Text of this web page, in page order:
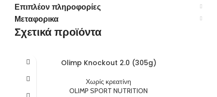
Επιπλέον πληροφορίες
Μεταφορικα
Σχετικά προϊόντα
Olimp Knockout 2.0 (305g)
Χωρίς κρεατίνη
OLIMP SPORT NUTRITION